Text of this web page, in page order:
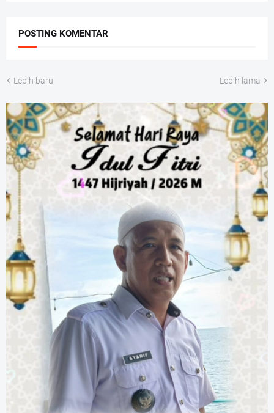
POSTING KOMENTAR
Lebih baru Lebih lama